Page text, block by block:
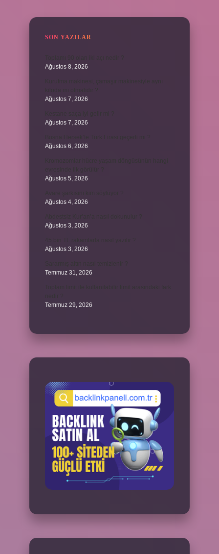
SON YAZILAR
Ağustos 8, 2026
Ağustos 7, 2026
Ağustos 7, 2026
Ağustos 6, 2026
Ağustos 5, 2026
Ağustos 4, 2026
Ağustos 3, 2026
Ağustos 3, 2026
Temmuz 31, 2026
Temmuz 29, 2026